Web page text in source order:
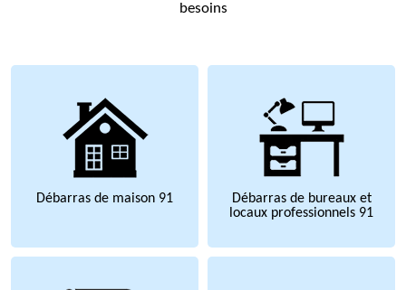
besoins
Débarras de maison 91
Débarras de bureaux et
locaux professionnels 91